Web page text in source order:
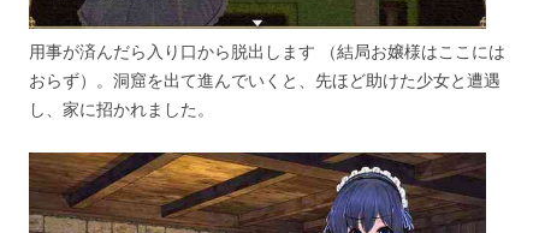
用事が済んだら入り口から脱出します （結局お嬢様はここには
おらず）。洞窟を出て進んでいくと、先ほど助けた少女と遭遇
し、家に招かれました。